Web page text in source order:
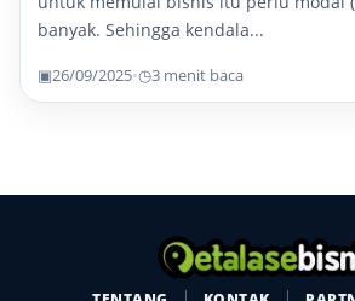
banyak. Sehingga kendala...
▣26/09/2025•◷3 menit baca